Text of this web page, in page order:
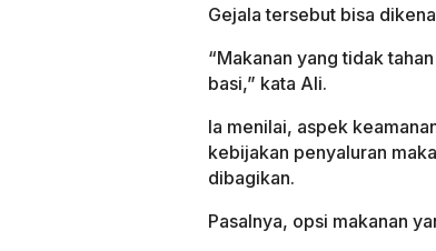
Gejala tersebut bisa
“Makanan yang tidak
basi,” kata Ali.
Ia menilai, aspek
kebijakan penyaluran
dibagikan.
Pasalnya, opsi makanan